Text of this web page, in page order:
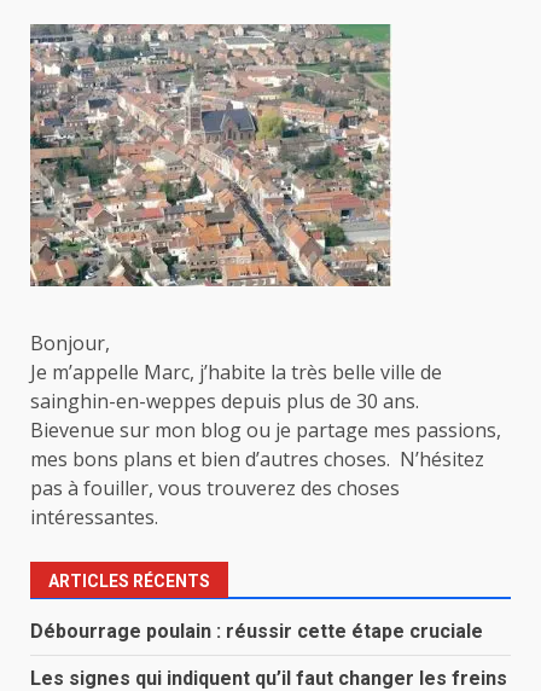
Bonjour,
Je m’appelle Marc, j’habite la très belle ville de
sainghin-en-weppes depuis plus de 30 ans.
Bievenue sur mon blog ou je partage mes passions,
mes bons plans et bien d’autres choses. N’hésitez
pas à fouiller, vous trouverez des choses
intéressantes.
ARTICLES RÉCENTS
Débourrage poulain : réussir cette étape cruciale
Les signes qui indiquent qu’il faut changer les freins